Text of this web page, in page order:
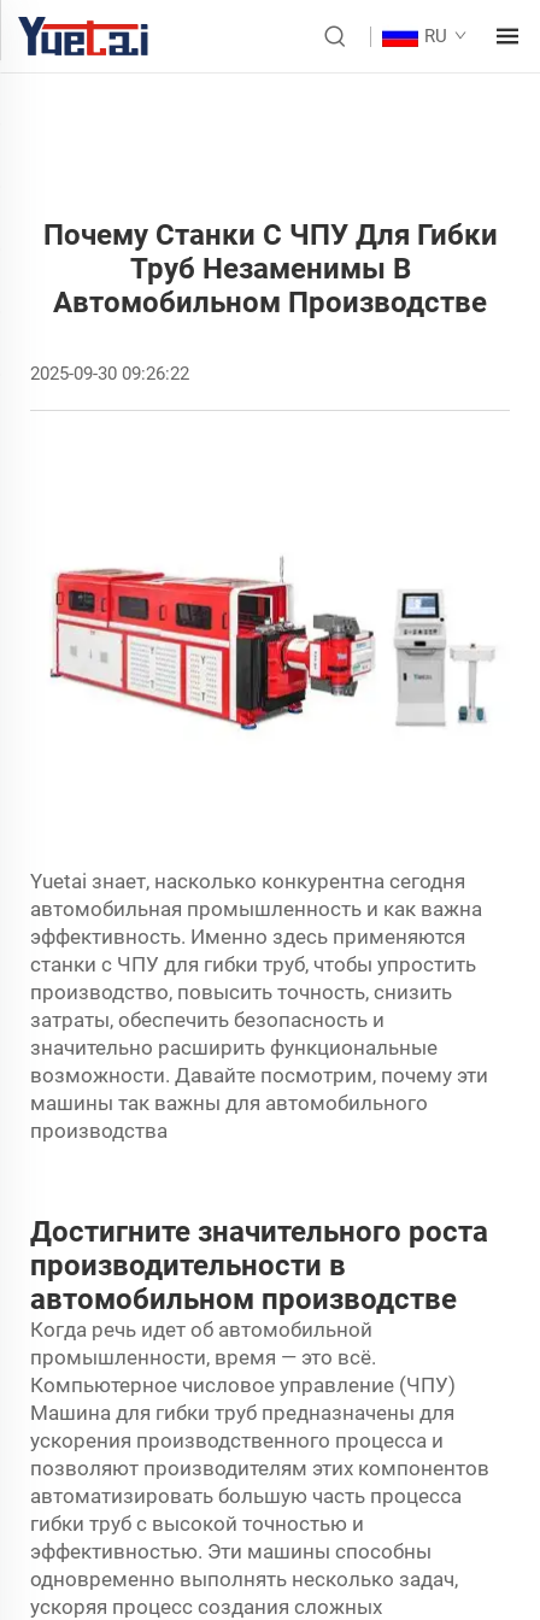
RU
Почему Станки С ЧПУ Для Гибки
Труб Незаменимы В
Автомобильном Производстве
2025-09-30 09:26:22
Yuetai знает, насколько конкурентна сегодня
автомобильная промышленность и как важна
эффективность. Именно здесь применяются
станки с ЧПУ для гибки труб, чтобы упростить
производство, повысить точность, снизить
затраты, обеспечить безопасность и
значительно расширить функциональные
возможности. Давайте посмотрим, почему эти
машины так важны для автомобильного
производства
Достигните значительного роста
производительности в
автомобильном производстве
Когда речь идет об автомобильной
промышленности, время — это всё.
Компьютерное числовое управление (ЧПУ)
Машина для гибки труб предназначены для
ускорения производственного процесса и
позволяют производителям этих компонентов
автоматизировать большую часть процесса
гибки труб с высокой точностью и
эффективностью. Эти машины способны
одновременно выполнять несколько задач,
ускоряя процесс создания сложных